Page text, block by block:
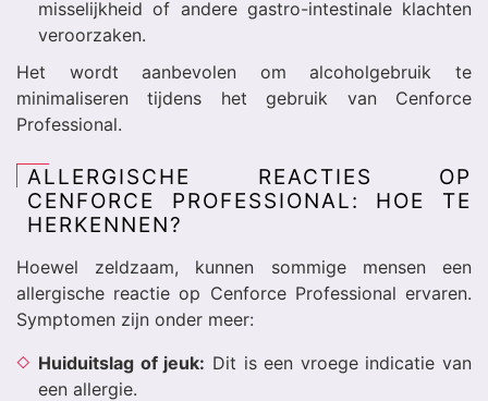
misselijkheid of andere gastro-intestinale klachten
veroorzaken.
Het wordt aanbevolen om alcoholgebruik te
minimaliseren tijdens het gebruik van Cenforce
Professional.
ALLERGISCHE REACTIES OP
CENFORCE PROFESSIONAL: HOE TE
HERKENNEN?
Hoewel zeldzaam, kunnen sommige mensen een
allergische reactie op Cenforce Professional ervaren.
Symptomen zijn onder meer:
Huiduitslag of jeuk: Dit is een vroege indicatie van
een allergie.